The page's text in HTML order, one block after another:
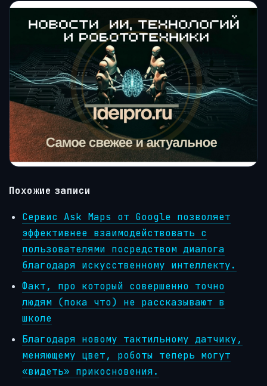
Похожие записи
Сервис Ask Maps от Google позволяет
эффективнее взаимодействовать с
пользователями посредством диалога
благодаря искусственному интеллекту.
Факт, про который совершенно точно
людям (пока что) не рассказывают в
школе
Благодаря новому тактильному датчику,
меняющему цвет, роботы теперь могут
«видеть» прикосновения.